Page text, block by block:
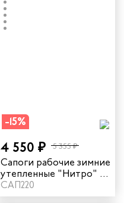
-15%
4 550 ₽ 5 355 ₽
Сапоги рабочие зимние
утепленные "Нитро" с
КП натуральный мех
цвет черный
САП220